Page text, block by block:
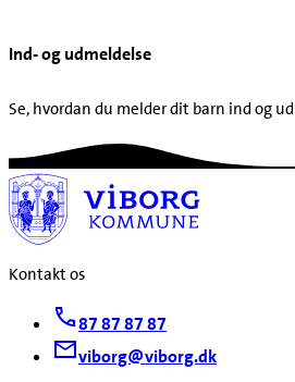
Ind- og udmeldelse
Se, hvordan du melder dit barn ind og
Kontakt os
87 87 87 87
viborg@viborg.dk